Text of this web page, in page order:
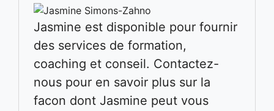
Jasmine est disponible pour fournir
des services de formation,
coaching et conseil. Contactez-
nous pour en savoir plus sur la
facon dont Jasmine peut vous